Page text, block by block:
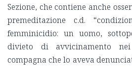
Sezione, che contiene anche
premeditazione c.d.
femminicidio: un uomo,
divieto di avvicinamento
compagna che lo aveva